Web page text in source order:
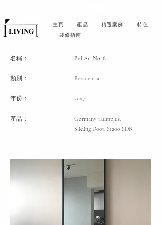
主頁 產品 精選案例
特色
裝修指南
名稱： Bel Air No. 8
類別 ： Residential
年份： 2017
產品：
Germany_raumplus:
Sliding Door: S1200 SDB